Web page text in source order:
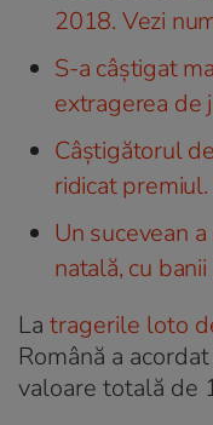
2018. Vezi
S-a câștigat
extragerea de
Câștigătorul
ridicat
Un sucevean
natală, cu
La tragerile loto
Română a
valoare totală de